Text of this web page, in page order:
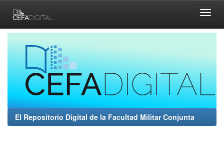
navigation
El Repositorio Digital de la Facultad Militar Conjunta